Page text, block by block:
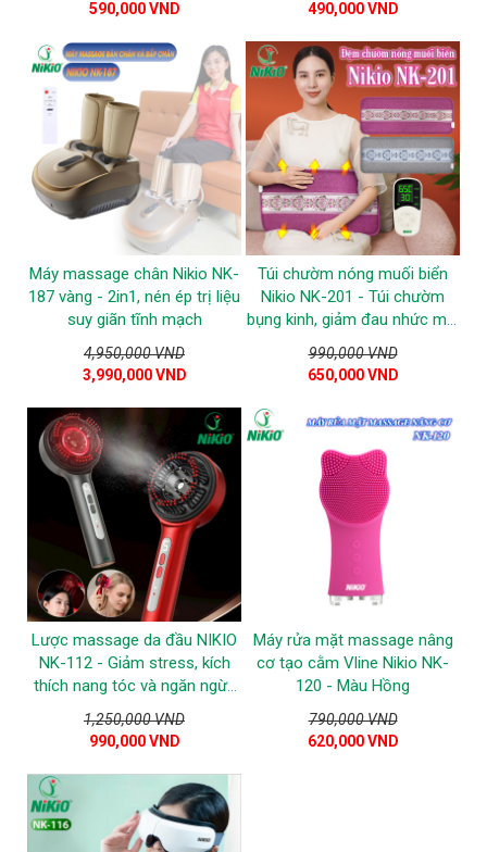
590,000 VND
490,000 VND
Máy massage chân Nikio NK-
187 vàng - 2in1, nén ép trị liệu
suy giãn tĩnh mạch
4,950,000 VND
3,990,000 VND
Túi chườm nóng muối biển
Nikio NK-201 - Túi chườm
bụng kinh, giảm đau nhức mỏi
toàn thân
990,000 VND
650,000 VND
Lược massage da đầu NIKIO
NK-112 - Giảm stress, kích
thích nang tóc và ngăn ngừa
tóc gãy rụng
1,250,000 VND
990,000 VND
Máy rửa mặt massage nâng
cơ tạo cằm Vline Nikio NK-
120 - Màu Hồng
790,000 VND
620,000 VND